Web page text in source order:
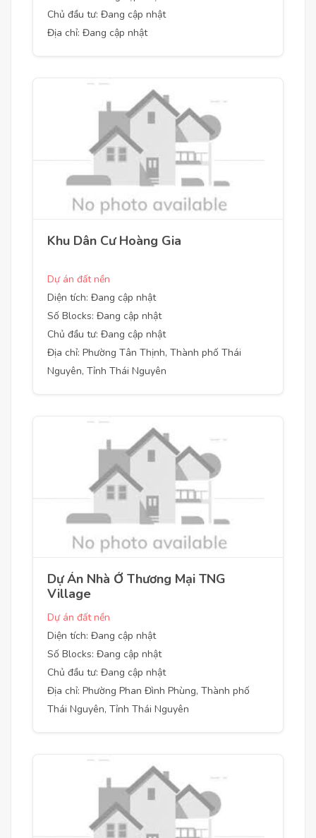
Chủ đầu tư: Đang cập nhật
Địa chỉ: Đang cập nhật
Khu Dân Cư Hoàng Gia
Dự án đất nền
Diện tích: Đang cập nhật
Số Blocks: Đang cập nhật
Chủ đầu tư: Đang cập nhật
Địa chỉ: Phường Tân Thịnh, Thành phố Thái
Nguyên, Tỉnh Thái Nguyên
Dự Án Nhà Ở Thương Mại TNG
Village
Dự án đất nền
Diện tích: Đang cập nhật
Số Blocks: Đang cập nhật
Chủ đầu tư: Đang cập nhật
Địa chỉ: Phường Phan Đình Phùng, Thành phố
Thái Nguyên, Tỉnh Thái Nguyên